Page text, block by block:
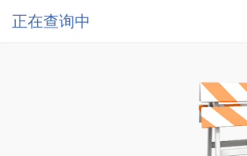
正在查询中